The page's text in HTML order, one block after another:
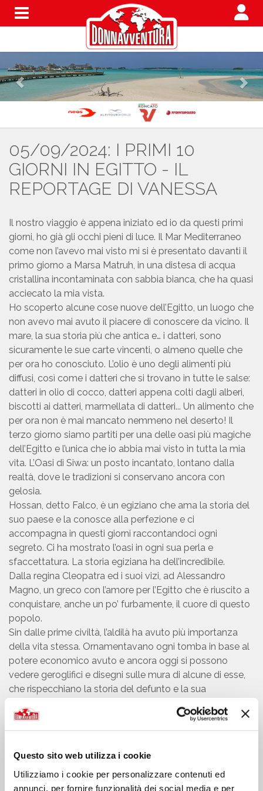
Questo sito web utilizza i cookie
Utilizziamo i cookie per personalizzare contenuti ed
annunci, per fornire funzionalità dei social media e per
Menu
05/09/2024: I PRIMI 10
GIORNI IN EGITTO - IL
REPORTAGE DI VANESSA
Il nostro viaggio è appena iniziato ed io da questi primi
giorni, ho già gli occhi pieni di luce. Il Mar Mediterraneo
come non l’avevo mai visto mi si è presentato davanti il
primo giorno a Marsa Matruh, in una distesa di acqua
cristallina incontaminata con sabbia bianca, che ha quasi
acciecato la mia vista.
Ho scoperto alcune cose nuove dell’Egitto, un luogo che
non avevo mai avuto il piacere di conoscere da vicino. Il
mare, la sua storia più che antica e… i datteri, sono
sicuramente le sue carte vincenti, o almeno quelle che
per ora ho conosciuto. L’olio è uno degli alimenti più
diffusi, così come i datteri che si trovano in tutte le salse:
datteri in olio di cocco, datteri appena colti dagli alberi,
biscotti ai datteri, marmellata di datteri... Un alimento che
per ora non è mai mancato nemmeno nel deserto! Il
terzo giorno siamo partiti per una delle oasi più magiche
dell’Egitto e l’unica che io abbia mai visto in tutta la mia
vita. L’Oasi di Siwa: un posto incantato, lontano dalla
realtà, dove le tradizioni si conservano ancora con
gelosia.
Hossan, detto Falco, è un egiziano che ama la storia del
suo paese e la conosce alla perfezione e ci
accompagna in questi giorni raccontandoci ogni
segreto. Ci ha mostrato l’oasi in ogni sua perla e
sfaccettatura. La storia egiziana ha dell’incredibile.
Dalla regina Cleopatra ed i suoi vizi, ad Alessandro
Magno, un greco con l’amore per l’Egitto che è riuscito a
conquistare, anche un po’ furbamente, il cuore di questo
popolo.
Sin dalle prime civiltà, l’aldilà ha avuto più importanza
della vita stessa. Ornamentavano ogni tomba in base al
potere economico avuto e ancora oggi si possono
vedere geroglifici e disegni sulle mura di alcune di esse,
che rispecchiano la storia del defunto e la sua
dedicate al cimitero dei morti, ho trovato persino un
osso umano quasi completamente intatto, che data la
cosa che mi ha stupita, inquietata ma anche affascinata,
facendomi rendere conto di quanti anni siano passati,
quante idee, quante culture, credenze, persone…